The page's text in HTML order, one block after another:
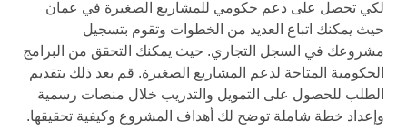
لكي تحصل على دعم حكومي للمشاريع الصغيرة في عمان
حيث يمكنك اتباع العديد من الخطوات وتقوم بتسجيل
مشروعك في السجل التجاري. حيث يمكنك التحقق من البرامج
الحكومية المتاحة لدعم المشاريع الصغيرة. قم بعد ذلك بتقديم
الطلب للحصول على التمويل والتدريب خلال منصات رسمية
وإعداد خطة شاملة توضح لك أهداف المشروع وكيفية تحقيقها.